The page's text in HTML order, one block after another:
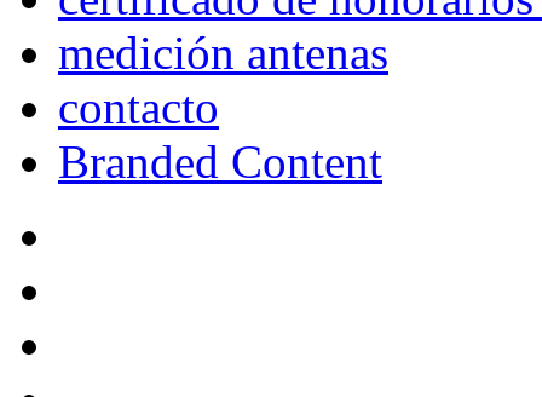
medición antenas
contacto
Branded Content